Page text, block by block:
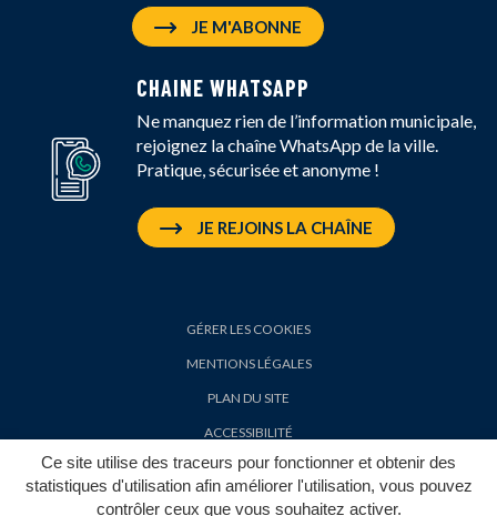
Ce site utilise des traceurs pour fonctionner et obtenir des
statistiques d'utilisation afin améliorer l'utilisation, vous pouvez
contrôler ceux que vous souhaitez activer.
JE M'ABONNE
CHAINE WHATSAPP
Ne manquez rien de l’information municipale,
rejoignez la chaîne WhatsApp de la ville.
Pratique, sécurisée et anonyme !
JE REJOINS LA CHAÎNE
GÉRER LES COOKIES
MENTIONS LÉGALES
PLAN DU SITE
ACCESSIBILITÉ
POLITIQUE DE CONFIDENTIALITÉ